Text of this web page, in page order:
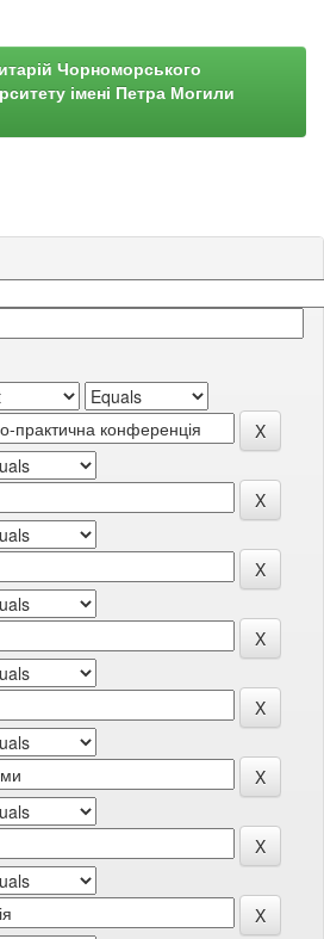
Чорноморського
імені Петра Могили